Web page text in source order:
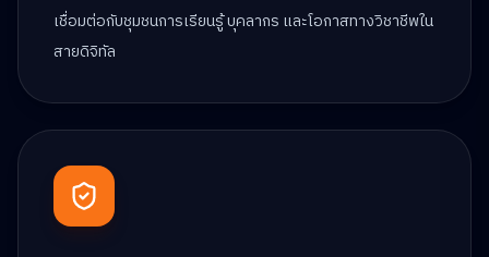
เชื่อมต่อกับชุมชนการเรียนรู้ บุคลากร และโอกาสทางวิชาชีพใน
สายดิจิทัล